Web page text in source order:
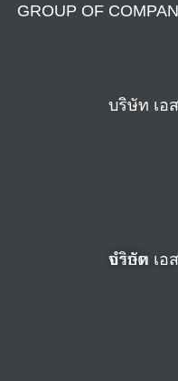
GROUP OF
บริษัท เอ
บริษัท เอส คิว ดี มาร์เก็ตติ้ง จำกัด